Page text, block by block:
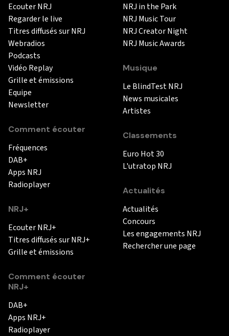
Ecouter NRJ
Regarder le live
Titres diffusés sur NRJ
Webradios
Podcasts
Vidéo Replay
Grille et émissions
Equipe
Newsletter
Comment écouter
Fréquences
DAB+
Apps NRJ
Radioplayer
NRJ+
Ecouter NRJ+
Titres diffusés sur NRJ+
Grille et émissions
Comment écouter
NRJ+
DAB+
Apps NRJ+
Radioplayer
NRJ in the Park
NRJ Music Tour
NRJ Creator Night
NRJ Music Awards
Musique
Le BlindTest NRJ
News musicales
Artistes
Classements
Euro Hot 30
L'utratop NRJ
Actualités
Actualités
Concours
Les engagements NRJ
Rechercher une page